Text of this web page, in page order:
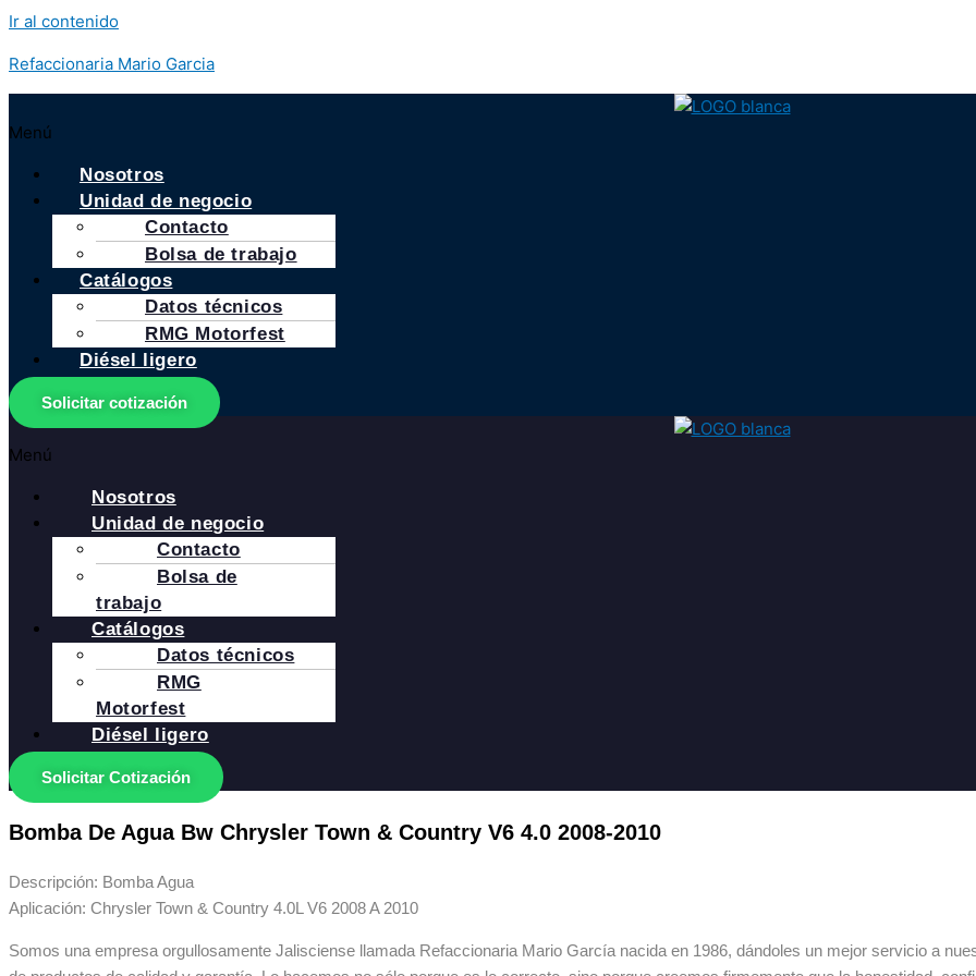
Ir al contenido
Refaccionaria Mario Garcia
Menú
Nosotros
Unidad de negocio
Contacto
Bolsa de trabajo
Catálogos
Datos técnicos
RMG Motorfest
Diésel ligero
Solicitar cotización
Menú
Nosotros
Unidad de negocio
Contacto
Bolsa de
trabajo
Catálogos
Datos técnicos
RMG
Motorfest
Diésel ligero
Solicitar Cotización
Bomba De Agua Bw Chrysler Town & Country V6 4.0 2008-2010
Descripción: Bomba Agua
Aplicación: Chrysler Town & Country 4.0L V6 2008 A 2010
Somos una empresa orgullosamente Jalisciense llamada Refaccionaria Mario García nacida en 1986, dándoles un mejor servicio a